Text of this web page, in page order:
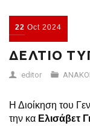
22 Oct 2024
ΔΕΛΤΙΟ
editor
Η Διοίκηση του
την κα Ελισάβετ